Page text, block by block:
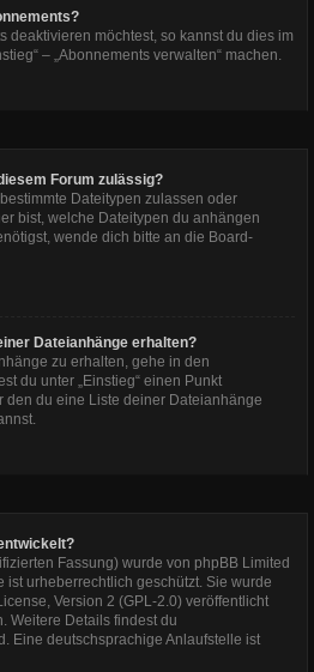
deaktivieren möchtest, so kannst du dies im
– „Abonnements verwalten“ machen.
Forum zulässig?
Dateitypen zulassen oder
bist, welche Dateitypen du anhängen
wende dich bitte an die Board-
Dateianhänge erhalten?
zu erhalten, gehe in den
du unter „Einstieg“ einen Punkt
den du eine Liste deiner Dateianhänge
Fassung) wurde von phpBB Limited
ist urheberrechtlich geschützt. Sie wurde
Version 2 (GPL-2.0) veröffentlicht
Weitere Details findest du
. Eine deutschsprachige Anlaufstelle ist